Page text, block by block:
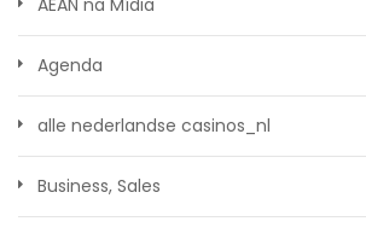
AEAN na Mídia
Agenda
alle nederlandse casinos_nl
Business, Sales